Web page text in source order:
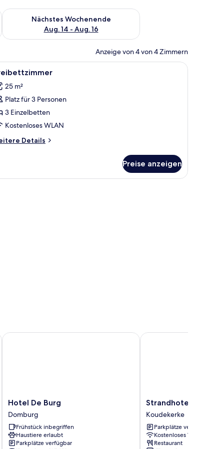
Aug. 7 - Aug. 9.
Nächstes Wochenende
Aug. 14 - Aug. 16
Überprüfe die Verfügbarkeit für nächstes Wochenende, Aug.
Anzeige von 4 von 4 Zimmern
an der Wand befestigten Fernseher und Holzboden.
Dreibettzimmer | Zimmersafe, Bügeleisen/
4
25 m²
Platz für 3 Personen
3 Einzelbetten
Kostenloses WLAN
Details
Preise anzeigen
Hotel
De
Burg
Domburg
Hotel De Burg
Domburg
Frühstück inbegriffen
Haustiere erlaubt
Parkplätze verfügbar
Hotel De Burg
Strandhotel
Westduin
Koudekerke
Strandhotel
Koudekerke
Parkplätze verfügbar
Kostenloses WLAN
Restaurant
Strandhotel Westduin